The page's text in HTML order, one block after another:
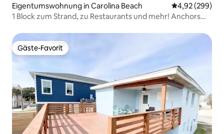
Eigentumswohnung in Carolina Beach
4,92 (299)
1 Block zum Strand, zu Restaurants und mehr! Anchors
Gäste-Favorit
Gäste-Favorit